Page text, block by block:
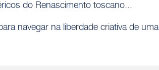
do Renascimento toscano...
navegar na liberdade criativa de uma